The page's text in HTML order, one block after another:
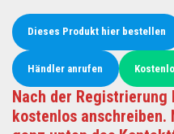
Dieses Produkt hier bestellen
Händler anrufen
Nach der Registrierung
kostenlos anschreiben.